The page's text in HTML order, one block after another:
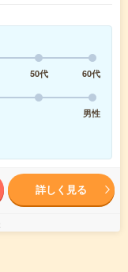
50代
60代
男性
詳しく見る